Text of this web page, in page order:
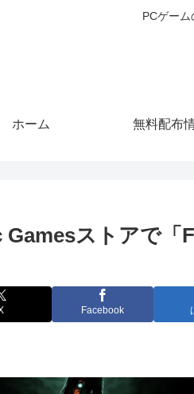
PCゲーム
ホーム 無料配布
Gamesストアで
Facebook